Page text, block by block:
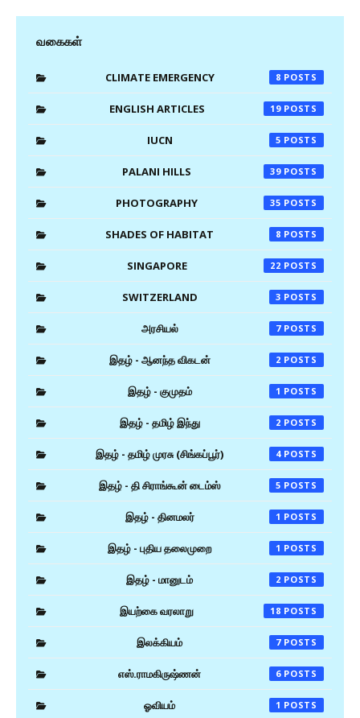
வகைகள்
CLIMATE EMERGENCY 8
ENGLISH ARTICLES 19
IUCN 5
PALANI HILLS 39
PHOTOGRAPHY 35
SHADES OF HABITAT 8
SINGAPORE 22
SWITZERLAND 3
அரசியல் 7
இதழ் - ஆனந்த விகடன் 2
இதழ் - குமுதம் 1
இதழ் - தமிழ் இந்து 2
இதழ் - தமிழ் முரசு (சிங்கப்பூர்) 4
இதழ் - தி சிராங்கூன் டைம்ஸ் 5
இதழ் - தினமலர் 1
இதழ் - புதிய தலைமுறை 1
இதழ் - மானுடம் 2
இயற்கை வரலாறு 18
இலக்கியம் 7
எஸ்.ராமகிருஷ்ணன் 6
ஓவியம் 1